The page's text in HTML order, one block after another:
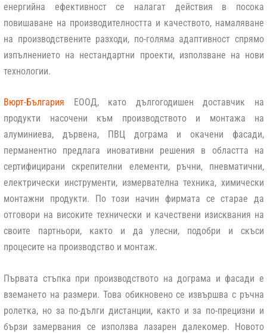
енергийна ефективност се налагат действия в посока
повишаване на производителността и качеството, намаляване
на производствените разходи, по-голяма адаптивност спрямо
изпълнението на нестандартни проекти, използване на нови
технологии.
Вюрт-България ЕООД, като дългогодишен доставчик на
продукти насочени към производството и монтажа на
алуминиева, дървена, ПВЦ дограма и окачени фасади,
перманентно предлага иновативни решения в областта на
сертифицирани скрепителни елементи, ръчни, пневматични,
електрически инструменти, измервателна техника, химически
монтажни продукти. По този начин фирмата се старае да
отговори на високите технически и качествени изисквания на
своите партньори, както и да улесни, подобри и скъси
процесите на производство и монтаж.
Първата стъпка при производството на дограма и фасади е
вземането на размери. Това обикновено се извършва с ръчна
ролетка, но за по-дълги дистанции, както и за по-прецизни и
бързи замервания се използва лазарен далекомер. Новото